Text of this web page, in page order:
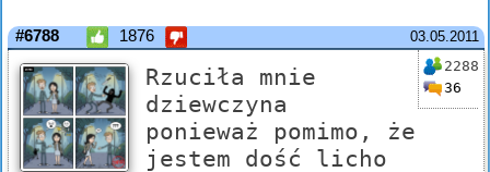
03.05.2011
#6788 1876
2288
36
Rzuciła mnie
dziewczyna
ponieważ pomimo, że
jestem dość licho